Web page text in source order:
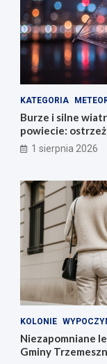
KATEGORIA
Burze i silne
powiecie:
1 sierpnia 2026
KOLONIE
Niezapomniane
Gminy